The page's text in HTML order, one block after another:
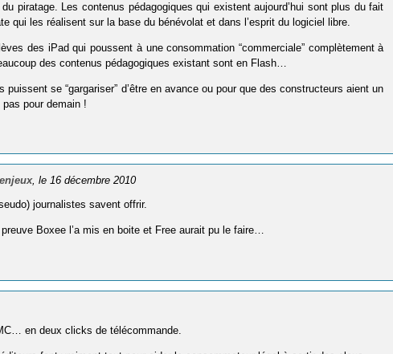
piratage. Les contenus pédagogiques qui existent aujourd’hui sont plus du fait
qui les réalisent sur la base du bénévolat et dans l’esprit du logiciel libre.
des iPad qui poussent à une consommation “commerciale” complètement à
des contenus pédagogiques existant sont en Flash…
se “gargariser” d’être en avance ou pour que des constructeurs aient un
pour demain !
, le 16 décembre 2010
journalistes savent offrir.
Boxee l’a mis en boite et Free aurait pu le faire…
en deux clicks de télécommande.